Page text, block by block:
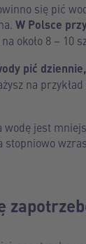
się pić
W Polsce
około 8 – 10
pić
na
wodę jest